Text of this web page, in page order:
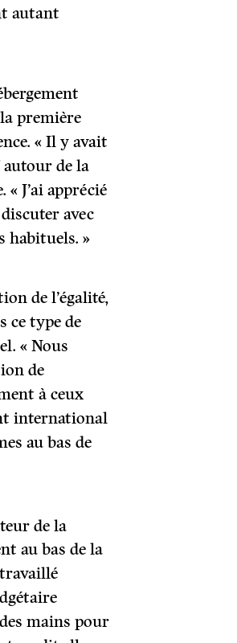
autant
première
« Il y avait
de la
J’ai apprécié
avec
habituels. »
de l’égalité,
ce type de
« Nous
de
à ceux
international
au bas de
de la
au bas de la
mains pour